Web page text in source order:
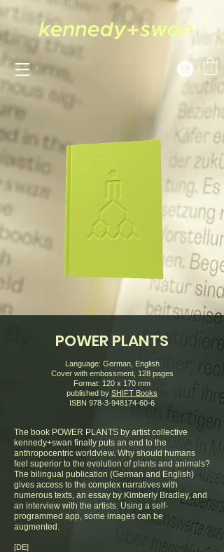
POWER PLANTS
Language: German, English
Cover with embossment, 128 pages
Format: 120 x 170 mm
published by SHIFT Books
ISBN 978-3-948174-60-6
The book POWER PLANTS by artist collective
kennedy+swan finally puts an end to the
anthropocentric worldview. Why should humans
feel superior to the evolution of plants and animals?
The bilingual publication (German and English)
gives access to the complex narratives with
numerous texts, an essay by Kimberly Bradley, and
an interview with the artists. Using a self-
programmed app, some images can be
augmented.
[DE]